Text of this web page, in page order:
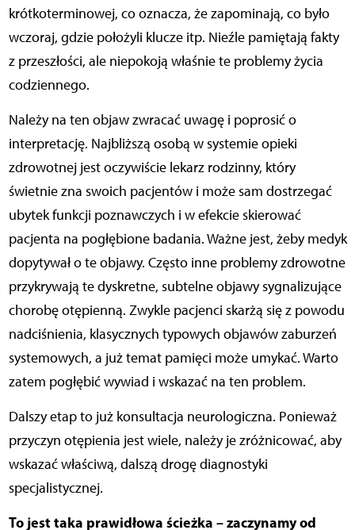
krótkoterminowej, co oznacza, że zapominają, co było
wczoraj, gdzie położyli klucze itp. Nieźle pamiętają fakty
z przeszłości, ale niepokoją właśnie te problemy życia
codziennego.
Należy na ten objaw zwracać uwagę i poprosić o
interpretację. Najbliższą osobą w systemie opieki
zdrowotnej jest oczywiście lekarz rodzinny, który
świetnie zna swoich pacjentów i może sam dostrzegać
ubytek funkcji poznawczych i w efekcie skierować
pacjenta na pogłębione badania. Ważne jest, żeby medyk
dopytywał o te objawy. Często inne problemy zdrowotne
przykrywają te dyskretne, subtelne objawy sygnalizujące
chorobę otępienną. Zwykle pacjenci skarżą się z powodu
nadciśnienia, klasycznych typowych objawów zaburzeń
systemowych, a już temat pamięci może umykać. Warto
zatem pogłębić wywiad i wskazać na ten problem.
Dalszy etap to już konsultacja neurologiczna. Ponieważ
przyczyn otępienia jest wiele, należy je zróżnicować, aby
wskazać właściwą, dalszą drogę diagnostyki
specjalistycznej.
To jest taka prawidłowa ścieżka – zaczynamy od